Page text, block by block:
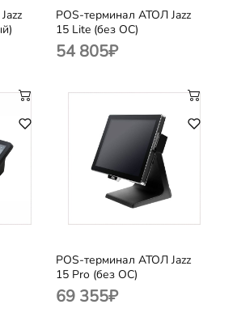
POS-терминал АТОЛ Jazz
15 Lite (без ОС)
54 805₽
POS-терминал АТОЛ Jazz
15 Pro (без ОС)
69 355₽